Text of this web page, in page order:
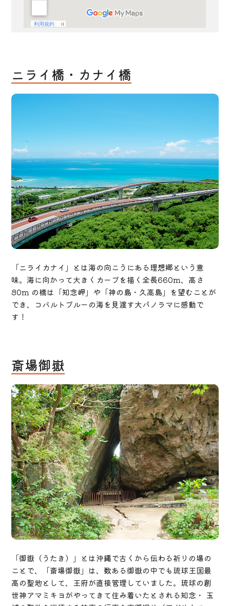
ニライ橋・カナイ橋
「ニライカナイ」とは海の向こうにある理想郷という意
味。海に向かって大きくカーブを描く全長660m、高さ
80m の橋は「知念岬」や「神の島・久高島」を望むことが
でき、コバルトブルーの海を見渡す大パノラマに感動で
す！
斎場御嶽
「御嶽（うたき）」とは沖縄で古くから伝わる祈りの場の
ことで、「斎場御嶽」は、数ある御嶽の中でも琉球王国最
高の聖地として、王府が直接管理していました。琉球の創
世神アマミキヨがやってきて住み着いたとされる知念・ 玉